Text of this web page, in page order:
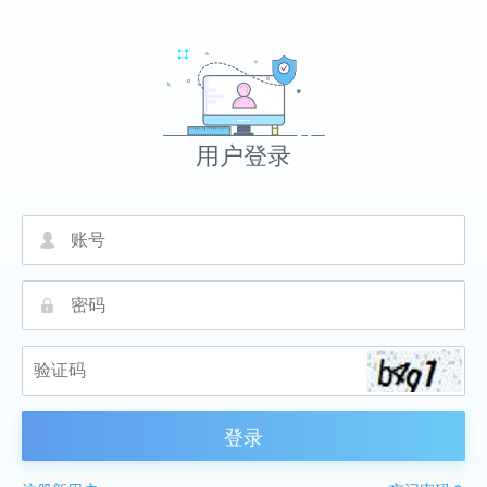
用户登录
넙
끕
登录